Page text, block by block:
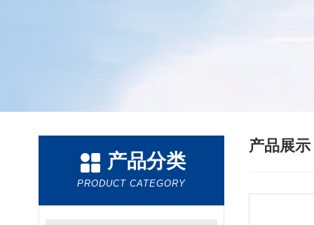
产品分类
PRODUCT CATEGORY
产品展示